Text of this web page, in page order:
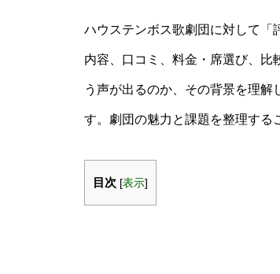
ハウステンボス歌劇団に対して「
内容、口コミ、料金・席選び、比
う声が出るのか、その背景を理
す。劇団の魅力と課題を整理する
目次 [表示]